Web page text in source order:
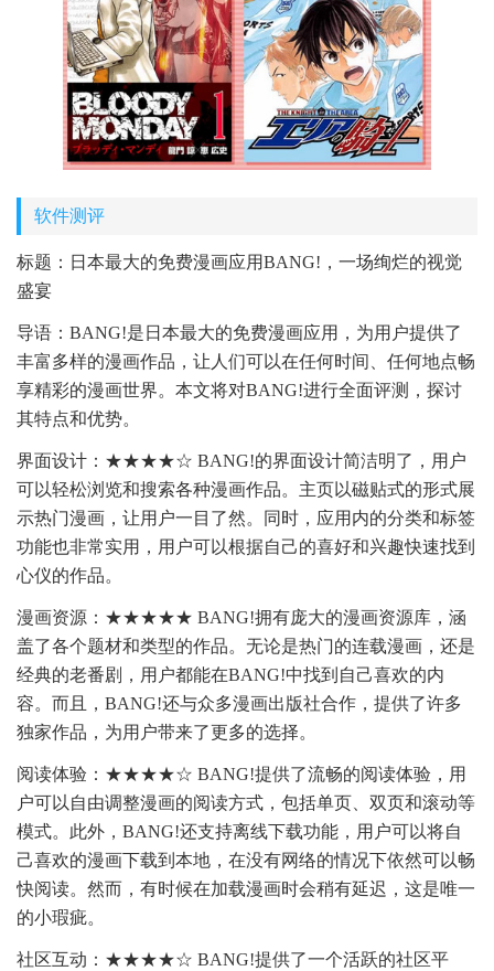
软件测评
标题：日本最大的免费漫画应用BANG!，一场绚烂的视觉
盛宴
导语：BANG!是日本最大的免费漫画应用，为用户提供了
丰富多样的漫画作品，让人们可以在任何时间、任何地点畅
享精彩的漫画世界。本文将对BANG!进行全面评测，探讨
其特点和优势。
界面设计：★★★★☆ BANG!的界面设计简洁明了，用户
可以轻松浏览和搜索各种漫画作品。主页以磁贴式的形式展
示热门漫画，让用户一目了然。同时，应用内的分类和标签
功能也非常实用，用户可以根据自己的喜好和兴趣快速找到
心仪的作品。
漫画资源：★★★★★ BANG!拥有庞大的漫画资源库，涵
盖了各个题材和类型的作品。无论是热门的连载漫画，还是
经典的老番剧，用户都能在BANG!中找到自己喜欢的内
容。而且，BANG!还与众多漫画出版社合作，提供了许多
独家作品，为用户带来了更多的选择。
阅读体验：★★★★☆ BANG!提供了流畅的阅读体验，用
户可以自由调整漫画的阅读方式，包括单页、双页和滚动等
模式。此外，BANG!还支持离线下载功能，用户可以将自
己喜欢的漫画下载到本地，在没有网络的情况下依然可以畅
快阅读。然而，有时候在加载漫画时会稍有延迟，这是唯一
的小瑕疵。
社区互动：★★★★☆ BANG!提供了一个活跃的社区平